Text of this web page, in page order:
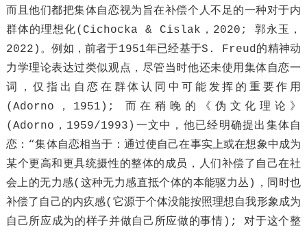
而且他们都把集体自恋视为旨在补偿个人不足的一种对于内
群体的理想化(Cichocka & Cislak，2020; 郭永玉，
2022)。例如，前者于1951年已经基于S. Freud的精神动
力学理论表达过类似观点，尽管当时他还未使用集体自恋一
词，仅指出自恋在群体认同中可能发挥的重要作用
(Adorno，1951); 而在稍晚的《伪文化理论》
(Adorno，1959/1993)一文中，他已经明确提出集体自
恋：“集体自恋相当于：通过使自己在事实上或在想象中成为
某个更高和更具统摄性的整体的成员，人们补偿了自己在社
会上的无力感(这种无力感直抵个体的本能驱力丛)，同时也
补偿了自己的内疚感(它源于个体没能按照理想自我形象成为
自己所应成为的样子并做自己所应做的事情); 对于这个整